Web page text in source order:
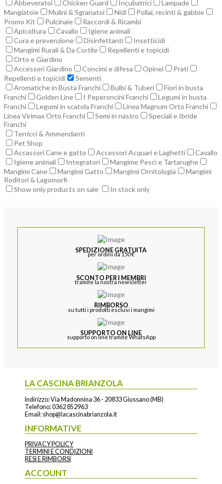
Abbeveratoi Chicken Guard Incubatrici
Lampade
Mangiatoie
Mulini & Sgranatoi Nidi
Pollai, recinti & gabbie
Promo Kit
Pulcinaie
Raccordi & Ricambi
Apicoltura
Cavallo
Igiene animali
Cura e prevenzione
Disinfettanti
Insetticidi
Mangimi Rurali & Da Cortile
Repellenti e topicidi
Orto e Giardino
Accessori Giardino
Concimi e difesa Opinel
Prati
Repellenti e topicidi
Sementi
Aromatiche in Busta Franchi
Bulbi & Tuberi
Fiori in busta
Franchi
Golden Line I Peperoncini Franchi
Legumi in busta
Franchi
Legumi in scatola Franchi
Linea Magnum Orto Franchi
Linea Virimax Orto Franchi
Semi in nastro
Speciali e Ibride
Franchi
Terricci & Ammendanti
Pet Shop
Accassori Cane e gatto
Accessori Acquari e Laghetti
Cavallo
Igiene animali
Integratori
Mangime Pesci e Tartarughe
Mangimi Cane
Mangimi Gatto Mangimi Ornitologia
Mangimi
Roditori & Lagomorfi
Show only products on sale
In stock only
SPEDIZIONE GRATUITA
per ordini da 150 €
SCONTO PER I MEMBRI
tramite la nostra newsletter
RIMBORSO
su tutti i prodotti esclusi i mangimi
SUPPORTO ON LINE
supporto on line tramite WhatsApp
LA CASCINA BRIANZOLA
Indirizzo: Via Madonnina 36 - 20833 Giussano (MB)
Telefono:0362 852963
Email: shop@lacascinabrianzola.it
INFORMATIVE
PRIVACY POLICY
TERMINI E CONDIZIONI
RESI E RIMBORSI
ACCOUNT